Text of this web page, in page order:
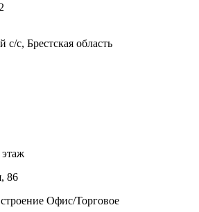
с/с, Брестская область
этаж
86
Офис/Торговое